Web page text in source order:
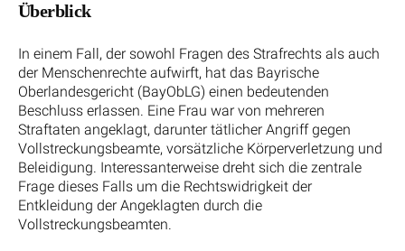
Überblick
In einem Fall, der sowohl Fragen des Strafrechts als auch
der Menschenrechte aufwirft, hat das Bayrische
Oberlandesgericht (BayObLG) einen bedeutenden
Beschluss erlassen. Eine Frau war von mehreren
Straftaten angeklagt, darunter tätlicher Angriff gegen
Vollstreckungsbeamte, vorsätzliche Körperverletzung und
Beleidigung. Interessanterweise dreht sich die zentrale
Frage dieses Falls um die Rechtswidrigkeit der
Entkleidung der Angeklagten durch die
Vollstreckungsbeamten.